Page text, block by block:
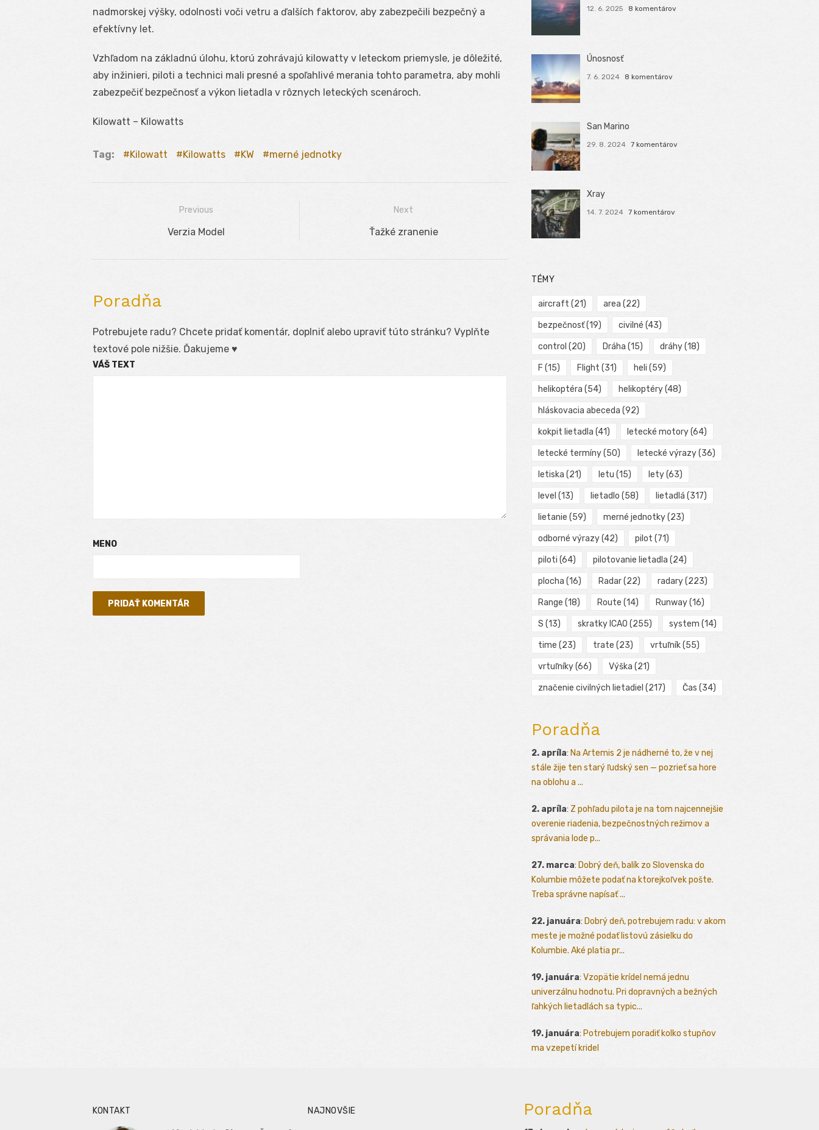
nadmorskej výšky, odolnosti voči vetru a ďalších faktorov, aby zabezpečili bezpečný a
efektívny let.
Vzhľadom na základnú úlohu, ktorú zohrávajú kilowatty v leteckom priemysle, je dôležité,
aby inžinieri, piloti a technici mali presné a spoľahlivé merania tohto parametra, aby mohli
zabezpečiť bezpečnosť a výkon lietadla v rôznych leteckých scenároch.
Kilowatt – Kilowatts
Tag: Kilowatt Kilowatts KW merné jednotky
Navigácia
Previous
Previous
Verzia Model
Next
Next
Ťažké zranenie
Poradňa
Potrebujete radu? Chcete pridať komentár, doplniť alebo upraviť túto stránku? Vyplňte
textové pole nižšie. Ďakujeme ♥
VÁŠ TEXT
MENO
12. 6. 2025 8 komentárov
Únosnosť
7. 6. 2024 8 komentárov
San Marino
29. 8. 2024 7 komentárov
Xray
14. 7. 2024 7 komentárov
TÉMY
aircraft (21) area (22)
bezpečnosť(19) civilné (43)
control (20) Dráha (15) dráhy(18)
F (15) Flight (31) heli (59)
helikoptéra (54) helikoptéry(48)
hláskovacia abeceda (92)
kokpit lietadla (41) letecké motory(64)
letecké termíny(50) letecké výrazy(36)
letiska (21) letu (15) lety(63)
level (13) lietadlo (58) lietadlá (317)
lietanie (59) merné jednotky(23)
odborné výrazy(42) pilot (71)
piloti (64) pilotovanie lietadla (24)
plocha (16) Radar(22) radary(223)
Range (18) Route (14) Runway(16)
S (13) skratky ICAO (255) system (14)
time (23) trate (23) vrtuľník(55)
vrtuľníky(66) Výška (21)
značenie civilných lietadiel (217) Čas (34)
Poradňa
2. apríla: Na Artemis 2 je nádherné to, že v nej
stále žije ten starý ľudský sen — pozrieť sa hore
na oblohu a ...
2. apríla: Z pohľadu pilota je na tom najcennejšie
overenie riadenia, bezpečnostných režimov a
správania lode p...
27. marca: Dobrý deň, balík zo Slovenska do
Kolumbie môžete podať na ktorejkoľvek pošte.
Treba správne napísať ...
22. januára: Dobrý deň, potrebujem radu: v akom
meste je možné podať listovú zásielku do
Kolumbie. Aké platia pr...
19. januára: Vzopätie krídel nemá jednu
univerzálnu hodnotu. Pri dopravných a bežných
ľahkých lietadlách sa typic...
19. januára: Potrebujem poradiť kolko stupňov
ma vzepetí kridel
KONTAKT NAJNOVŠIE Poradňa